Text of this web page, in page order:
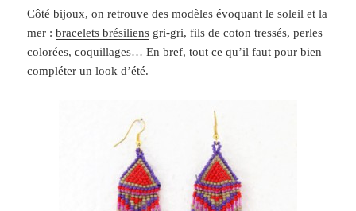
Côté bijoux, on retrouve des modèles évoquant le soleil et la
mer :bracelets brésiliens gri-gri, fils de coton tressés, perles
colorées, coquillages… En bref, tout ce qu’il faut pour bien
compléter un look d’été.